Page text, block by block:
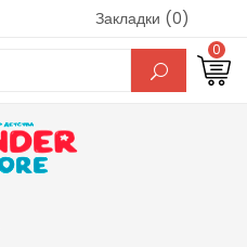
Закладки (0)
0